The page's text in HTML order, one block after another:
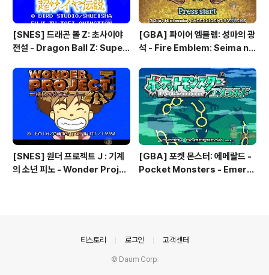
[SNES] 드래곤 볼 Z: 초사이야
전설 - Dragon Ball Z: Super
초 사이야인 전설 - ドラゴンボー
ルZ スーパー 超サイヤ伝説
[GBA] 파이어 엠블렘: 성마의 광
석 - Fire Emblem: Seima no
ム 聖魔の光石, 파이어 엠블렘:
더 세이크리드 스톤즈 - Fire Em
blem: The Sacred Stones
[SNES] 원더 프로젝트 J : 기계
의 소년 피노 - Wonder Projec
[GBA] 포켓 몬스터: 에메랄드 -
Pocket Monsters - Emeral
티스토리 로그인 고객센터
© Daum Corp.